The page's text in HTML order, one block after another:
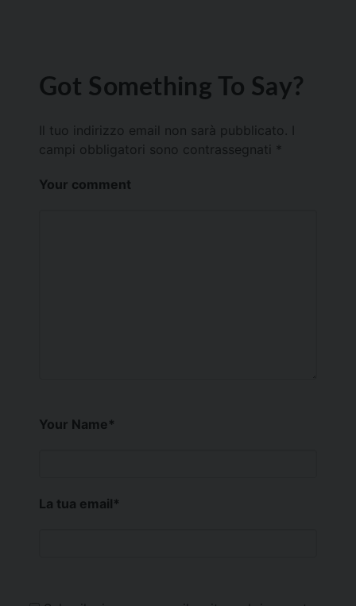
Got Something To Say?
Il tuo indirizzo email non sarà pubblicato.
campi obbligatori sono contrassegnati *
Your comment
Your Name*
La tua email*